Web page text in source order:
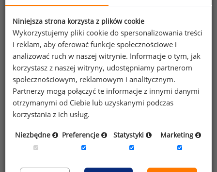
Wybierz opcję dostosowana do Twoich
potrzeb!Przetestuj strefę premium.
Chcesz na bieżąco śledzić najnowsze informacje o
wynagrodzeniach?
Zapisz się do newslettera!
Niniejsza strona korzysta z plików cookie
Wykorzystujemy pliki cookie do spersonalizowania treści
i reklam, aby oferować funkcje społecznościowe i
analizować ruch w naszej witrynie. Informacje o tym, jak
korzystasz z naszej witryny, udostępniamy partnerom
społecznościowym, reklamowym i analitycznym.
Partnerzy mogą połączyć te informacje z innymi danymi
otrzymanymi od Ciebie lub uzyskanymi podczas
korzystania z ich usług.
Niezbędne Preferencje Statystyki Marketing